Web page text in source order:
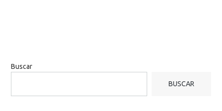
Buscar
BUSCAR